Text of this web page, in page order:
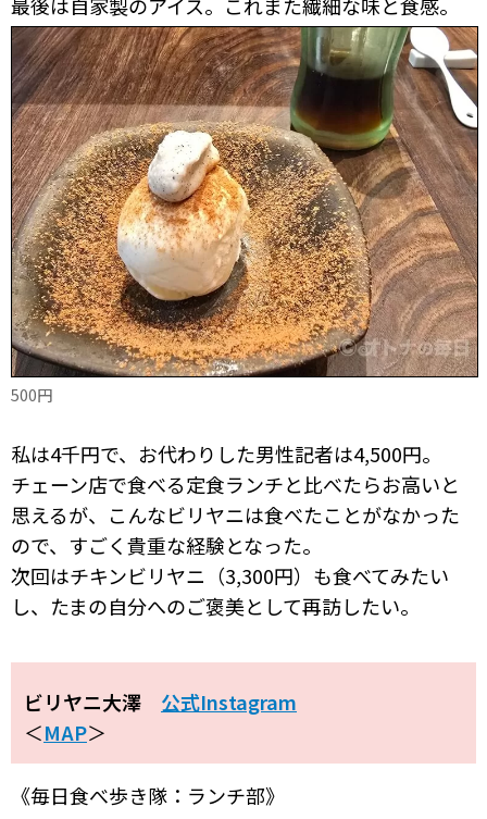
500円
私は4千円で、お代わりした男性記者は4,500円。
チェーン店で食べる定食ランチと比べたらお高いと
思えるが、こんなビリヤニは食べたことがなかった
ので、すごく貴重な経験となった。
次回はチキンビリヤニ（3,300円）も食べてみたい
し、たまの自分へのご褒美として再訪したい。
ビリヤニ大澤
公式Instagram
＜MAP＞
《毎日食べ歩き隊：ランチ部》